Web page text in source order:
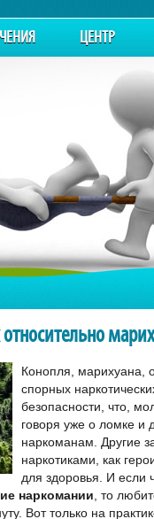
ЦЕНТР
Конопля, марихуана,
спорных
безопасности, что,
говоря уже о ломке и
наркоманам. Другие
наркотиками, как
для здоровья. И если
наркомании , то
Вот только на